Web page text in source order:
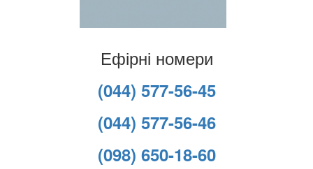
Ефірні номери
(044) 577-56-45
(044) 577-56-46
(098) 650-18-60